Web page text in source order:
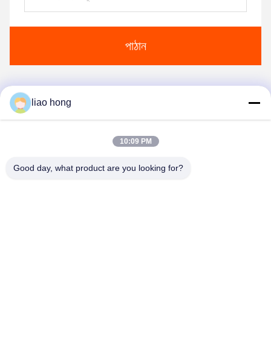
পাঠান
liao hong
10:09 PM
Good day, what product are you looking for?